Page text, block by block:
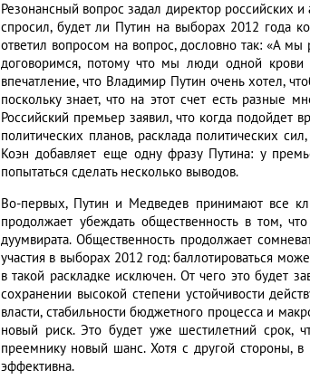
Резонансный вопрос задал директор российских
спросил, будет ли Путин на выборах 2012 года
ответил вопросом на вопрос, дословно так: «А
договоримся, потому что мы люди одной крови
впечатление, что Владимир Путин очень хотел,
поскольку знает, что на этот счет есть разные
Российский премьер заявил, что когда
политических планов, расклада политических
Коэн добавляет еще одну фразу Путина: у
попытаться сделать несколько выводов.
Во-первых, Путин и Медведев принимают все
продолжает убеждать общественность в том,
дуумвирата. Общественность продолжает
участия в выборах 2012 год: баллотироваться
в такой раскладке исключен. От чего это будет
сохранении высокой степени устойчивости
власти, стабильности бюджетного процесса и
новый риск. Это будет уже шестилетний срок,
преемнику новый шанс. Хотя с другой стороны,
эффективна.